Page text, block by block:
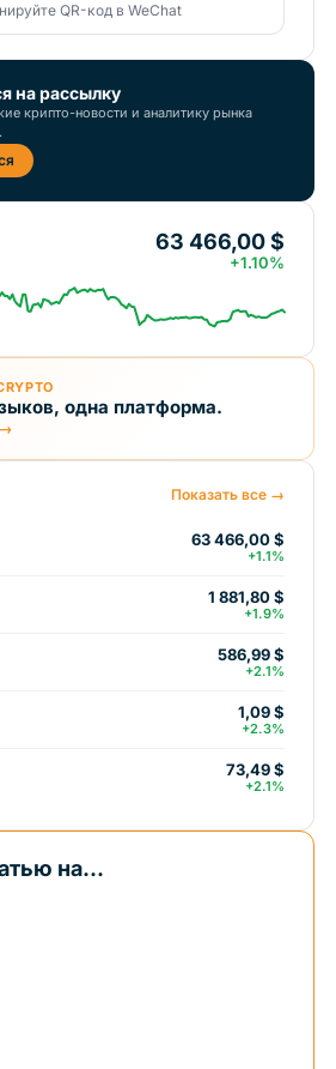
QR-код в WeChat
на рассылку
крипто-новости и аналитику рынка
63 466,00 $
+1.10%
одна платформа.
Показать все →
63 466,00 $
+1.1%
1 881,80 $
+1.9%
586,99 $
+2.1%
1,09 $
+2.3%
73,49 $
+2.1%
на...